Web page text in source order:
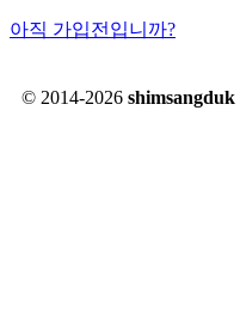
아직 가입전입니까?
© 2014-2026 shimsangduk